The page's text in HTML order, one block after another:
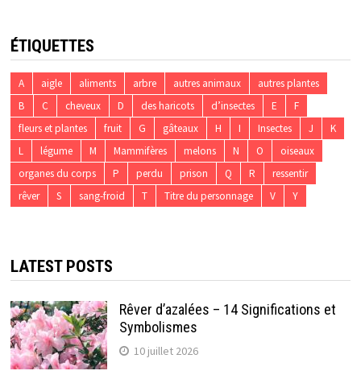
ÉTIQUETTES
A aigle aliments arbre autres animaux
autres plantes
B
C cheveux D des haricots d’insectes E
F
fleurs et plantes
fruit G gâteaux H I Insectes J
K
L
légume M Mammifères melons N O
oiseaux
organes du corps
P perdu prison Q R
ressentir
rêver
S sang-froid T Titre du personnage V Y
LATEST POSTS
Rêver d’azalées – 14 Significations et
Symbolismes
10 juillet 2026